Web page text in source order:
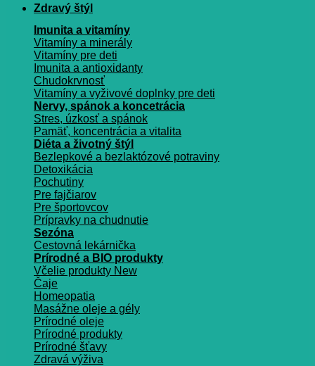
Zdravý štýl
Imunita a vitamíny
Vitamíny a minerály
Vitamíny pre deti
Imunita a antioxidanty
Chudokrvnosť
Vitamíny a vyživové doplnky pre deti
Nervy, spánok a koncetrácia
Stres, úzkosť a spánok
Pamäť, koncentrácia a vitalita
Diéta a životný štýl
Bezlepkové a bezlaktózové potraviny
Detoxikácia
Pochutiny
Pre fajčiarov
Pre športovcov
Prípravky na chudnutie
Sezóna
Cestovná lekárnička
Prírodné a BIO produkty
Včelie produkty
Čaje
Homeopatia
Masážne oleje a gély
Prírodné oleje
Prírodné produkty
Prírodné šťavy
Zdravá výživa